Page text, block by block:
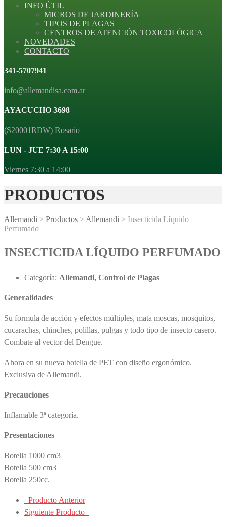
INFO ÚTIL
MICROS DE JARDINERÍA
TIPOS DE PLAGAS
CENTROS DE ATENCIÓN TOXICOLÓGICA
NOVEDADES
CONTACTO
341-5707941
info@allemandisa.com.ar
AYACUCHO 3698
(S20001RDW) Rosario
LUN - JUE 7:30 A 15:00
Viernes 7:30 a 14:00
PRODUCTOS
Allemandi > Productos > Allemandi > Insecticida Líquido
Perfumado
INSECTICIDA LÍQUIDO PERFUMADO
Categoría: Allemandi, Control de Plagas
Generalidades
Su formula de acción y efectos múltiples, mata moscas, mosquitos,
cucarachas, chinches, polillas, pulgas y todo tipo de insecto casero.
Combate al vector del Dengue.
Ahora en su nueva botella de PET con diseño ergonómico.
Exclusiva de Allemandi.
Precauciones
Inflamable 3ª categoría.
Presentaciones
Botella 1000 cm3
Botella 500 cm3
Botella 250cc.
Producto Anterior
Siguiente Producto